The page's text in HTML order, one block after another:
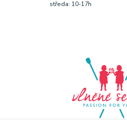
středa: 10-17h